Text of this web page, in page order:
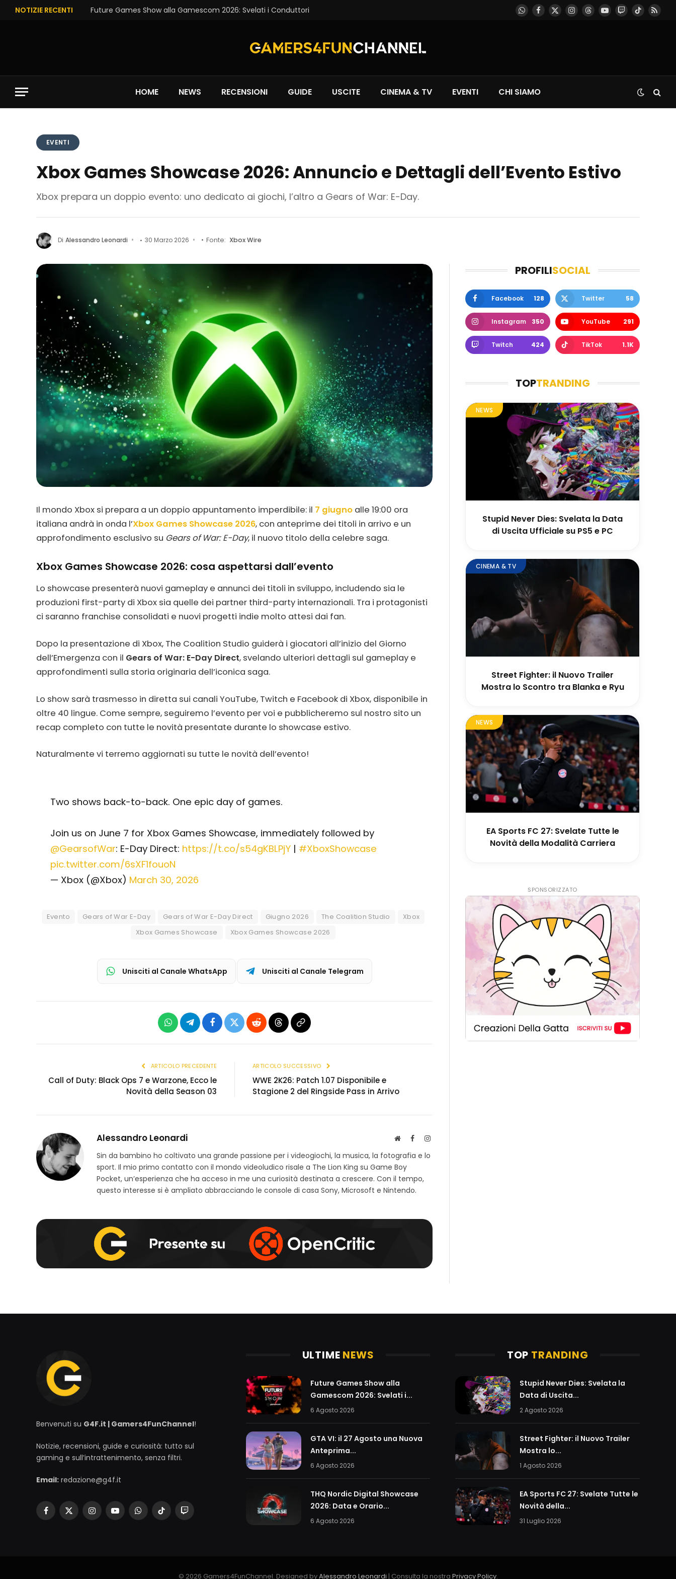
NOTIZIE RECENTI Future Games Show alla Gamescom 2026: Svelati i Conduttori WhatsApp
Facebook
X
Instagram
ThreadsYouTube
TwitchTikTok
RSS
HOME NEWS RECENSIONI GUIDE USCITE CINEMA & TV EVENTI CHI SIAMO
EVENTI
Xbox Games Showcase 2026: Annuncio e Dettagli dell’Evento Estivo
Xbox prepara un doppio evento: uno dedicato ai giochi, l’altro a Gears of War: E-Day.
Di Alessandro Leonardi 30 Marzo 2026 Fonte: Xbox Wire
Il mondo Xbox si prepara a un doppio appuntamento imperdibile: il 7 giugno alle 19:00 ora
italiana andrà in onda l’Xbox Games Showcase 2026, con anteprime dei titoli in arrivo e un
approfondimento esclusivo su Gears of War: E-Day, il nuovo titolo della celebre saga.
Xbox Games Showcase 2026: cosa aspettarsi dall’evento
Lo showcase presenterà nuovi gameplay e annunci dei titoli in sviluppo, includendo sia le
produzioni first-party di Xbox sia quelle dei partner third-party internazionali. Tra i protagonisti
ci saranno franchise consolidati e nuovi progetti indie molto attesi dai fan.
Dopo la presentazione di Xbox, The Coalition Studio guiderà i giocatori all’inizio del Giorno
dell’Emergenza con il Gears of War: E-Day Direct, svelando ulteriori dettagli sul gameplay e
approfondimenti sulla storia originaria dell’iconica saga.
Lo show sarà trasmesso in diretta sui canali YouTube, Twitch e Facebook di Xbox, disponibile in
oltre 40 lingue. Come sempre, seguiremo l’evento per voi e pubblicheremo sul nostro sito un
recap completo con tutte le novità presentate durante lo showcase estivo.
Naturalmente vi terremo aggiornati su tutte le novità dell’evento!
Two shows back-to-back. One epic day of games.
Join us on June 7 for Xbox Games Showcase, immediately followed by
@GearsofWar: E-Day Direct: https://t.co/s54gKBLPjY| #XboxShowcase
pic.twitter.com/6sXF1fouoN
— Xbox (@Xbox) March 30, 2026
Evento Gears of War E-Day Gears of War E-Day Direct Giugno 2026 The Coalition Studio
Xbox
Xbox Games Showcase
Xbox Games Showcase 2026
Unisciti al Canale WhatsApp Unisciti al Canale Telegram
WhatsAppTelegramFacebook
X
RedditThreadsCopia
ARTICOLO PRECEDENTE
Call of Duty: Black Ops 7 e Warzone, Ecco le
Novità della Season 03
ARTICOLO SUCCESSIVO
WWE 2K26: Patch 1.07 Disponibile e
Stagione 2 del Ringside Pass in Arrivo
Alessandro Leonardi
S
t
o
w
e
F
c
b
o
I
Sin da bambino ho coltivato una grande passione per i videogiochi, la musica, la fotografia e lo
sport. Il mio primo contatto con il mondo videoludico risale a The Lion King su Game Boy
Pocket, un’esperienza che ha acceso in me una curiosità destinata a crescere. Con il tempo,
questo interesse si è ampliato abbracciando le console di casa Sony, Microsoft e Nintendo.
PROFILISOCIAL
Facebook 128 Twitter 58
Instagram 350 YouTube 291
Twitch 424 TikTok 1.1K
TOPTRANDING
NEWS
Stupid Never Dies: Svelata la Data
di Uscita Ufficiale su PS5 e PC
CINEMA & TV
Street Fighter: il Nuovo Trailer
Mostra lo Scontro tra Blanka e Ryu
NEWS
EA Sports FC 27: Svelate Tutte le
Novità della Modalità Carriera
SPONSORIZZATO
Benvenuti su G4F.it | Gamers4FunChannel!
Notizie, recensioni, guide e curiosità: tutto sul
gaming e sull’intrattenimento, senza filtri.
Email: redazione@g4f.it
Facebook
X
InstagramYouTubeWhatsAppTikTokTwitch
ULTIME NEWS
Future Games Show alla
Gamescom 2026: Svelati i...
6 Agosto 2026
GTA VI: il 27 Agosto una Nuova
Anteprima...
6 Agosto 2026
THQ Nordic Digital Showcase
2026: Data e Orario...
6 Agosto 2026
TOP TRANDING
Stupid Never Dies: Svelata la
Data di Uscita...
2 Agosto 2026
Street Fighter: il Nuovo Trailer
Mostra lo...
1 Agosto 2026
EA Sports FC 27: Svelate Tutte le
Novità della...
31 Luglio 2026
© 2026 Gamers4FunChannel. Designed byAlessandro Leonardi | Consulta la nostra Privacy Policy.